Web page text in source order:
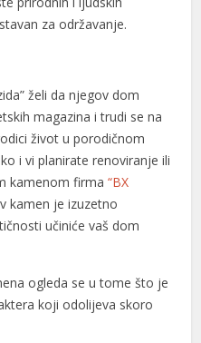
za održavanje.
želi da njegov dom
magazina i trudi se na
život u porodičnom
i vi planirate renoviranje ili
kamenom firma“BX
kamen je izuzetno
učiniće vaš dom
ogleda se u tome što je
koji odolijeva skoro